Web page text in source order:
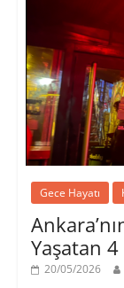
Gece Hayatı
Yaşatan
20/05/2026